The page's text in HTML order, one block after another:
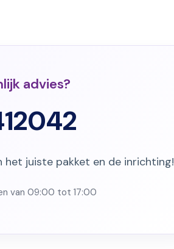
advies?
het juiste pakket en de inrichting!
van 09:00 tot 17:00